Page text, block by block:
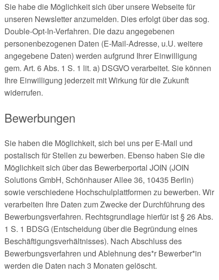
Sie habe die Möglichkeit sich über unsere Webseite für
unseren Newsletter anzumelden. Dies erfolgt über das sog.
Double-Opt-In-Verfahren. Die dazu angegebenen
personenbezogenen Daten (E-Mail-Adresse, u.U. weitere
angegebene Daten) werden aufgrund Ihrer Einwilligung
gem. Art. 6 Abs. 1 S. 1 lit. a) DSGVO verarbeitet. Sie können
Ihre Einwilligung jederzeit mit Wirkung für die Zukunft
widerrufen.
Bewerbungen
Sie haben die Möglichkeit, sich bei uns per E-Mail und
postalisch für Stellen zu bewerben. Ebenso haben Sie die
Möglichkeit sich über das Bewerberportal JOIN (JOIN
Solutions GmbH, Schönhauser Allee 36, 10435 Berlin)
sowie verschiedene Hochschulplattformen zu bewerben. Wir
verarbeiten Ihre Daten zum Zwecke der Durchführung des
Bewerbungsverfahren. Rechtsgrundlage hierfür ist § 26 Abs.
1 S. 1 BDSG (Entscheidung über die Begründung eines
Beschäftigungsverhältnisses). Nach Abschluss des
Bewerbungsverfahren und Ablehnung des*r Bewerber*in
werden die Daten nach 3 Monaten gelöscht.